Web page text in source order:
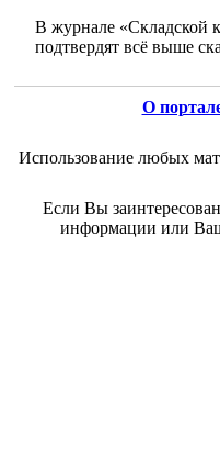
В журнале «Складской
подтвердят всё выше
О
Использование любых
Если Вы
информации или